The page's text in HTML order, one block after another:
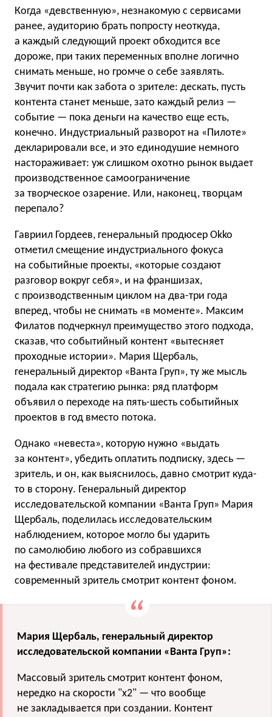
Когда «девственную», незнакомую с сервисами
ранее, аудиторию брать попросту неоткуда,
а каждый следующий проект обходится все
дороже, при таких переменных вполне логично
снимать меньше, но громче о себе заявлять.
Звучит почти как забота о зрителе: дескать, пусть
контента станет меньше, зато каждый релиз —
событие — пока деньги на качество еще есть,
конечно. Индустриальный разворот на «Пилоте»
декларировали все, и это единодушие немного
настораживает: уж слишком охотно рынок выдает
производственное самоограничение
за творческое озарение. Или, наконец, творцам
перепало?
Гавриил Гордеев, генеральный продюсер Okko
отметил смещение индустриального фокуса
на событийные проекты, «которые создают
разговор вокруг себя», и на франшизах,
с производственным циклом на два-три года
вперед, чтобы не снимать «в моменте». Максим
Филатов подчеркнул преимущество этого подхода,
сказав, что событийный контент «вытесняет
проходные истории». Мария Щербаль,
генеральный директор «Ванта Груп», ту же мысль
подала как стратегию рынка: ряд платформ
объявил о переходе на пять-шесть событийных
проектов в год вместо потока.
Однако «невеста», которую нужно «выдать
за контент», убедить оплатить подписку, здесь —
зритель, и он, как выяснилось, давно смотрит куда-
то в сторону. Генеральный директор
исследовательской компании «Ванта Груп» Мария
Щербаль, поделилась исследовательским
наблюдением, которое могло бы ударить
по самолюбию любого из собравшихся
на фестивале представителей индустрии:
современный зритель смотрит контент фоном.
Мария Щербаль, генеральный директор
исследовательской компании «Ванта Груп»:
Массовый зритель смотрит контент фоном,
нередко на скорости "х2" — что вообще
не закладывается при создании. Контент